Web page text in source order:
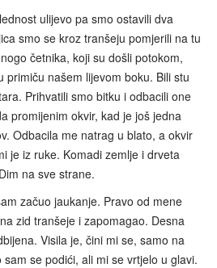
ulijevo pa smo ostavili dva
smo se kroz tranšeju pomjerili na tu
četnika, koji su došli potokom,
primiču našem lijevom boku. Bili stu
Prihvatili smo bitku i odbacili one
promijenim okvir, kad je još jedna
Odbacila me natrag u blato, a okvir
je iz ruke. Komadi zemlje i drveta
na sve strane.
začuo jaukanje. Pravo od mene
zid tranšeje i zapomagao. Desna
Visila je, čini mi se, samo na
se podići, ali mi se vrtjelo u glavi.